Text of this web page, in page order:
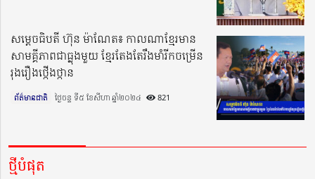
សម្តេចធិបតី ហ៊ុន ម៉ាណែត៖ កាលណាខ្មែរមាន
សាមគ្គីភាពជាធ្លុងមួយ ខ្មែរតែងតែរឹងមាំរីកចម្រើន
រុងរឿងថ្កើងថ្កាន
ព័ត៌មានជាតិ ថ្ងៃចន្ទ ទី៥ ខែសីហា ឆ្នាំ២០២៤​ 821
ថ្មីបំផុត